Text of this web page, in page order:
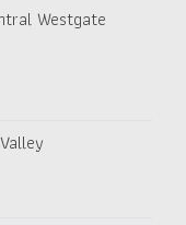
Westgate